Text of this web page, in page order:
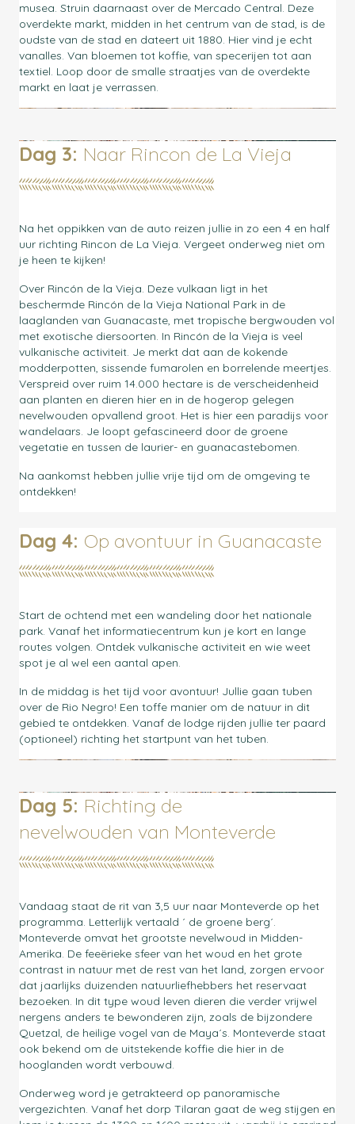
musea. Struin daarnaast over de Mercado Central. Deze
overdekte markt, midden in het centrum van de stad, is de
oudste van de stad en dateert uit 1880. Hier vind je echt
vanalles. Van bloemen tot koffie, van specerijen tot aan
textiel. Loop door de smalle straatjes van de overdekte
markt en laat je verrassen.
Dag 3: Naar Rincon de La Vieja
Na het oppikken van de auto reizen jullie in zo een 4 en half
uur richting Rincon de La Vieja. Vergeet onderweg niet om
je heen te kijken!
Over Rincón de la Vieja. Deze vulkaan ligt in het
beschermde Rincón de la Vieja National Park in de
laaglanden van Guanacaste, met tropische bergwouden vol
met exotische diersoorten. In Rincón de la Vieja is veel
vulkanische activiteit. Je merkt dat aan de kokende
modderpotten, sissende fumarolen en borrelende meertjes.
Verspreid over ruim 14.000 hectare is de verscheidenheid
aan planten en dieren hier en in de hogerop gelegen
nevelwouden opvallend groot. Het is hier een paradijs voor
wandelaars. Je loopt gefascineerd door de groene
vegetatie en tussen de laurier- en guanacastebomen.
Na aankomst hebben jullie vrije tijd om de omgeving te
ontdekken!
Dag 4: Op avontuur in Guanacaste
Start de ochtend met een wandeling door het nationale
park. Vanaf het informatiecentrum kun je kort en lange
routes volgen. Ontdek vulkanische activiteit en wie weet
spot je al wel een aantal apen.
In de middag is het tijd voor avontuur! Jullie gaan tuben
over de Rio Negro! Een toffe manier om de natuur in dit
gebied te ontdekken. Vanaf de lodge rijden jullie ter paard
(optioneel) richting het startpunt van het tuben.
Dag 5: Richting de
nevelwouden van Monteverde
Vandaag staat de rit van 3,5 uur naar Monteverde op het
programma. Letterlijk vertaald ´ de groene berg´.
Monteverde omvat het grootste nevelwoud in Midden-
Amerika. De feeërieke sfeer van het woud en het grote
contrast in natuur met de rest van het land, zorgen ervoor
dat jaarlijks duizenden natuurliefhebbers het reservaat
bezoeken. In dit type woud leven dieren die verder vrijwel
nergens anders te bewonderen zijn, zoals de bijzondere
Quetzal, de heilige vogel van de Maya´s. Monteverde staat
ook bekend om de uitstekende koffie die hier in de
hooglanden wordt verbouwd.
Onderweg word je getrakteerd op panoramische
vergezichten. Vanaf het dorp Tilaran gaat de weg stijgen en